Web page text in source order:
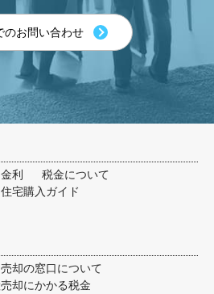
のお問い合わせ
利
税金について
住宅購入ガイド
売却の窓口について
却にかかる税金